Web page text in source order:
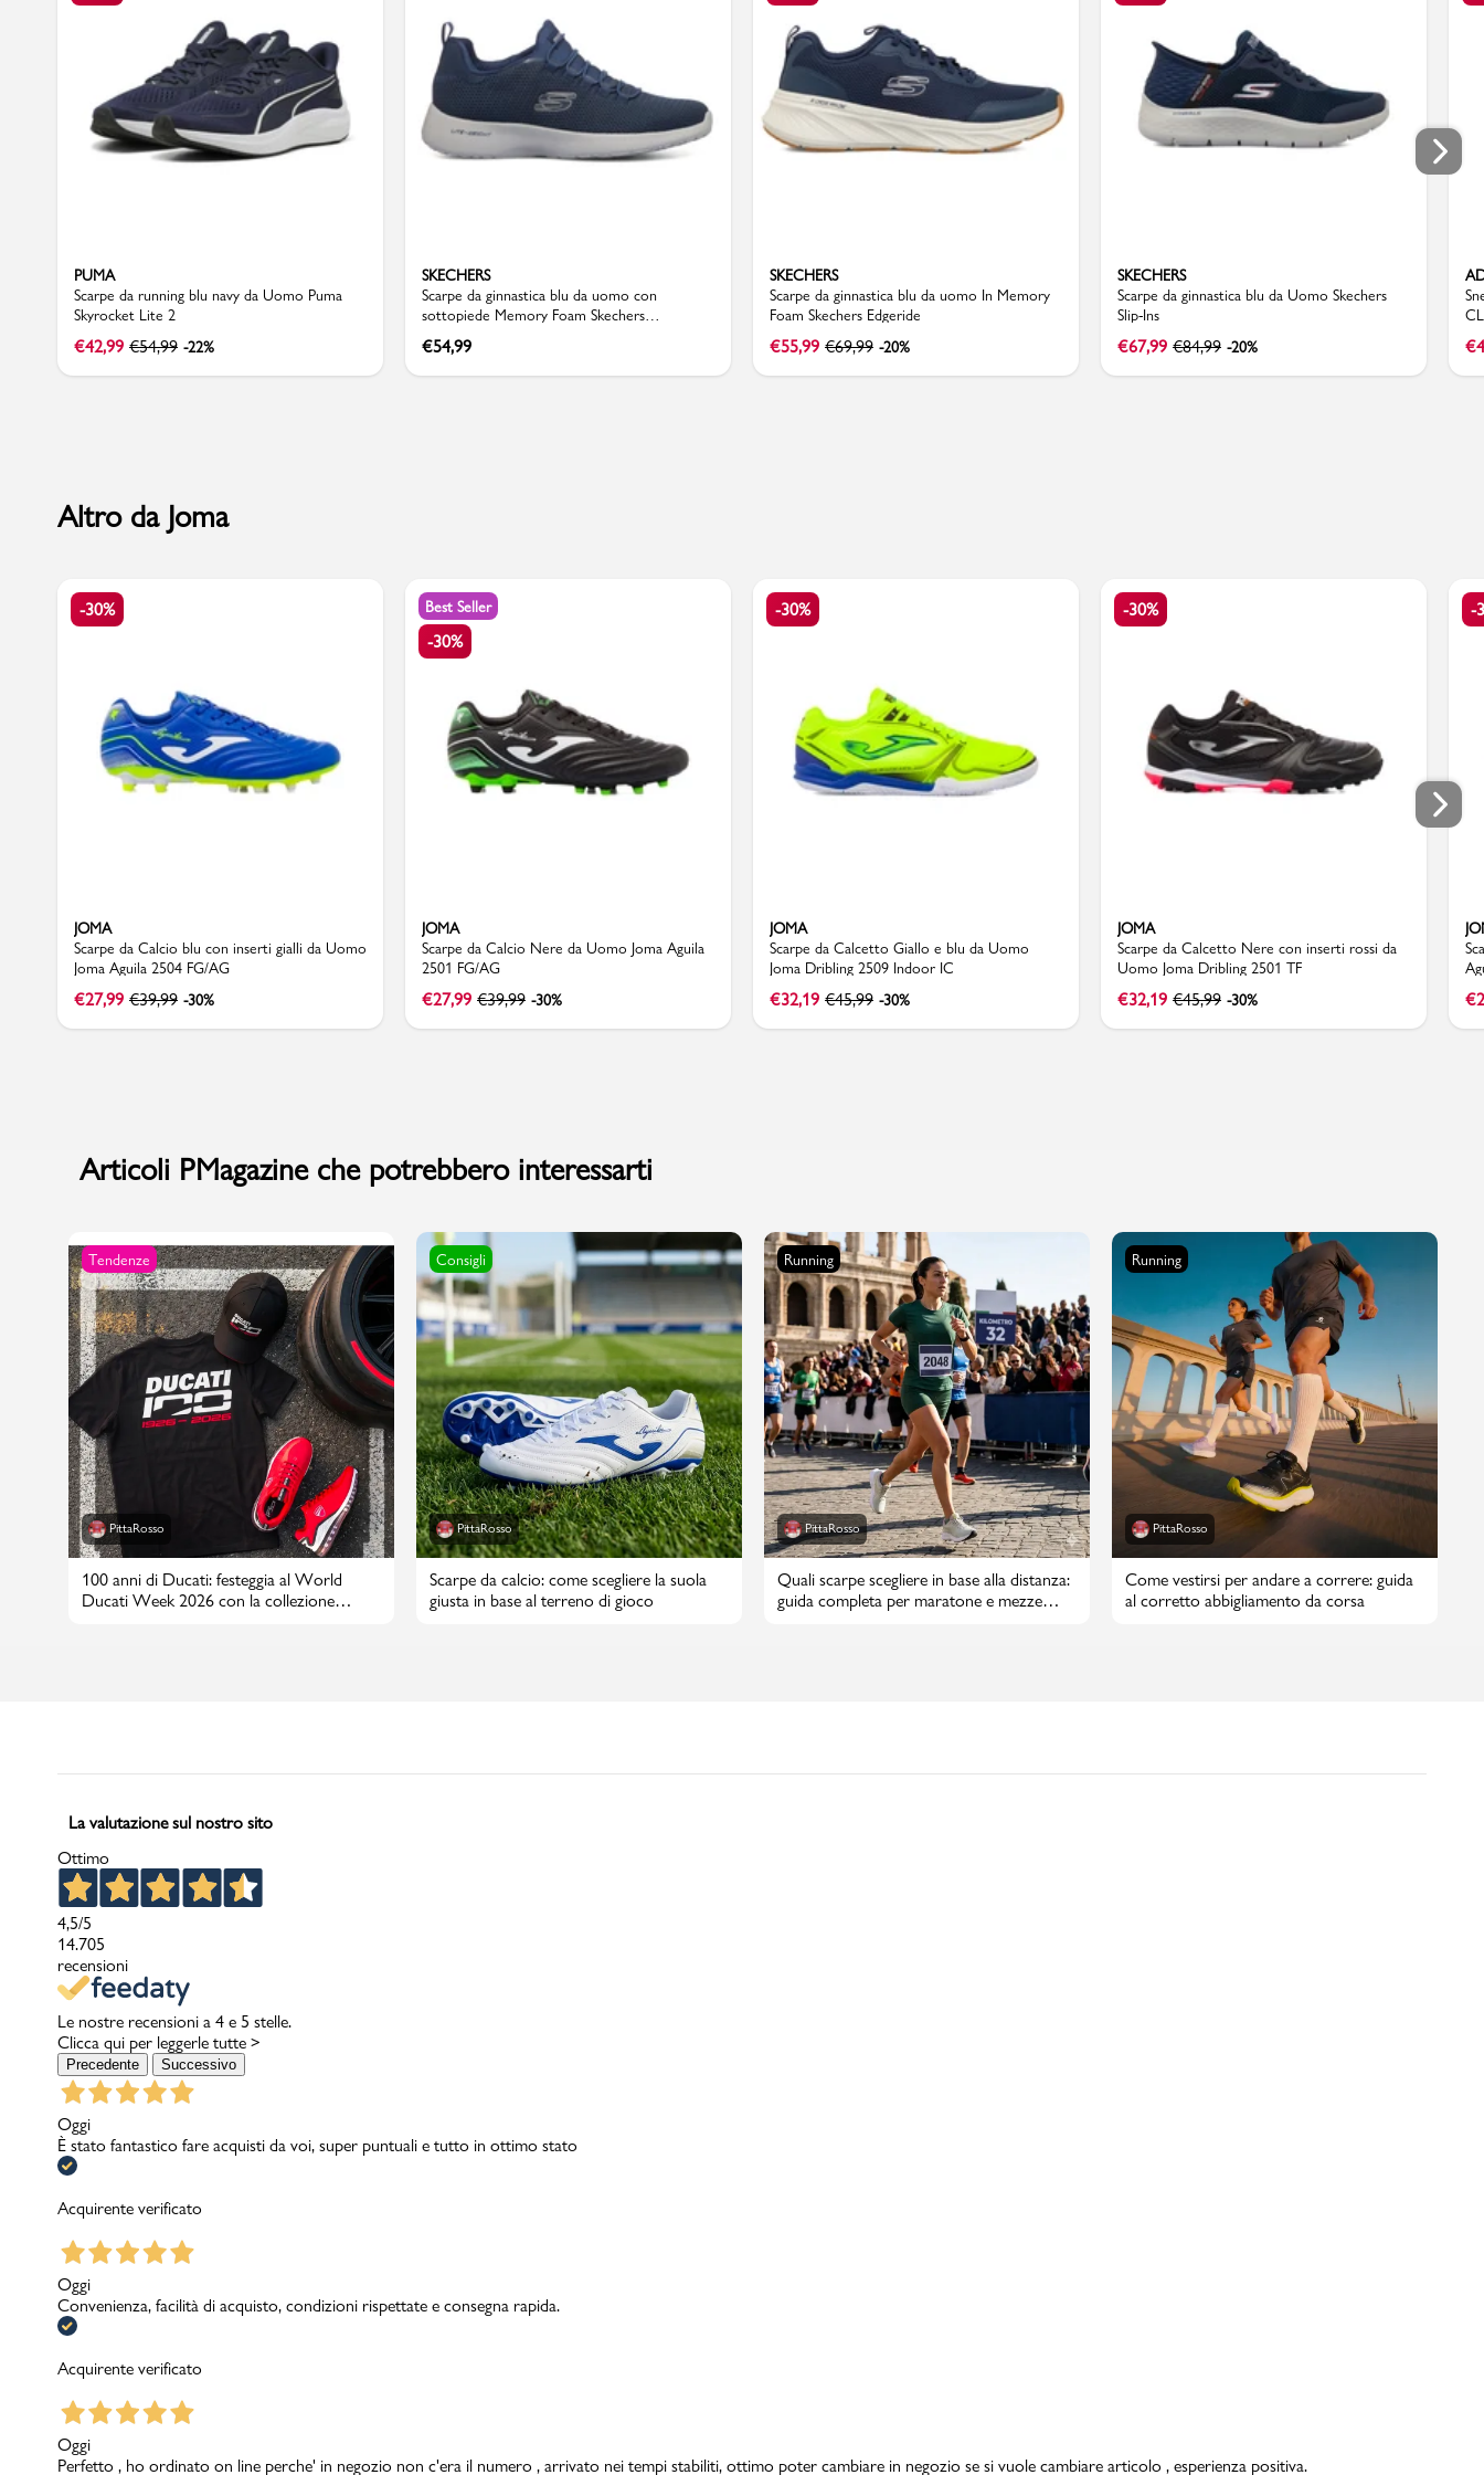
Valigie
PMagazine
Carrello
Promo & News
pcard
Gift card
PUMA
Scarpe da running blu navy da Uomo Puma
Skyrocket Lite 2
€42,99 €54,99 -22%
SKECHERS
Scarpe da ginnastica blu da uomo con
sottopiede Memory Foam Skechers
Dynamight
€54,99
SKECHERS
Scarpe da ginnastica blu da uomo In Memory
Foam Skechers Edgeride
€55,99 €69,99 -20%
SKECHERS
Scarpe da ginnastica blu da Uomo Skechers
Slip-Ins
€67,99 €84,99 -20% €
Altro da Joma
-30%
JOMA
Scarpe da Calcio blu con inserti gialli da Uomo
Joma Aguila 2504 FG/AG
€27,99 €39,99 -30%
Best Seller
-30%
JOMA
Scarpe da Calcio Nere da Uomo Joma Aguila
2501 FG/AG
€27,99 €39,99 -30%
-30%
JOMA
Scarpe da Calcetto Giallo e blu da Uomo
Joma Dribling 2509 Indoor IC
€32,19 €45,99 -30%
-30%
JOMA
Scarpe da Calcetto Nere con inserti rossi da
Uomo Joma Dribling 2501 TF
€32,19 €45,99 -30%
-
€
Articoli PMagazine che potrebbero interessarti
Tendenze
PittaRosso
100 anni di Ducati: festeggia al World
Ducati Week 2026 con la collezione
Consigli
PittaRosso
Scarpe da calcio: come scegliere la suola
giusta in base al terreno di gioco
Running
PittaRosso
Quali scarpe scegliere in base alla distanza:
guida completa per maratone e mezze
Running
PittaRosso
Come vestirsi per andare a correre: guida
al corretto abbigliamento da corsa
La valutazione sul nostro sito
Ottimo
4,5/5
14.705
recensioni
Le nostre recensioni a 4 e 5 stelle.
Clicca qui per leggerle tutte >
Precedente Successivo
Oggi
È stato fantastico fare acquisti da voi, super puntuali e tutto in ottimo stato
Acquirente verificato
Oggi
Convenienza, facilità di acquisto, condizioni rispettate e consegna rapida.
Acquirente verificato
Oggi
Perfetto , ho ordinato on line perche' in negozio non c'era il numero , arrivato nei tempi stabiliti, ottimo poter cambiare in negozio se si vuole cambiare articolo , esperienza positiva.